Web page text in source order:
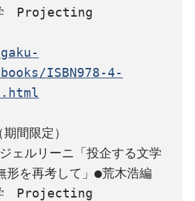
学　Projecting
ISBN978-4-
間限定）
ェルリーニ「投企する文学
を再考して」●荒木浩編
学　Projecting